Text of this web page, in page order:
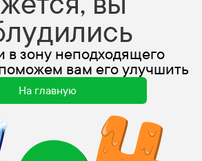
в зону неподходящего
вам его улучшить
На главную